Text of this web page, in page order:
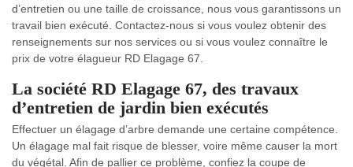
d’entretien ou une taille de croissance, nous vous garantissons un
travail bien exécuté. Contactez-nous si vous voulez obtenir des
renseignements sur nos services ou si vous voulez connaître le
prix de votre élagueur RD Elagage 67.
La société RD Elagage 67, des travaux
d’entretien de jardin bien exécutés
Effectuer un élagage d’arbre demande une certaine compétence.
Un élagage mal fait risque de blesser, voire même causer la mort
du végétal. Afin de pallier ce problème, confiez la coupe de